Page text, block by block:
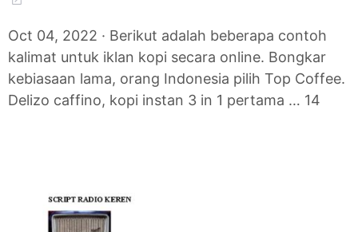
Oct 04, 2022 · Berikut adalah beberapa contoh
kalimat untuk iklan kopi secara online. Bongkar
kebiasaan lama, orang Indonesia pilih Top Coffee.
Delizo caffino, kopi instan 3 in 1 pertama … 14